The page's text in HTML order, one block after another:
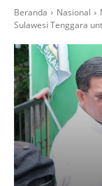
Beranda Nasional
Sulawesi Tenggara